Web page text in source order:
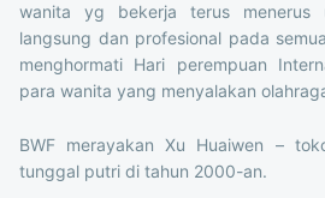
wanita yg bekerja terus menerus
langsung dan profesional pada
menghormati Hari perempuan
para wanita yang menyalakan
BWF merayakan Xu Huaiwen –
tunggal putri di tahun 2000-an.